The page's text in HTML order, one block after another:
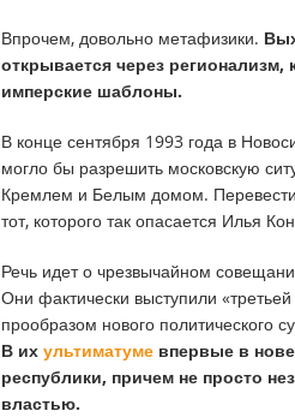
Впрочем, довольно метафизики.
открывается через
имперские шаблоны.
В конце сентября 1993 года в
могло бы разрешить московскую
Кремлем и Белым домом.
тот, которого так опасается Илья
Речь идет о чрезвычайном
Они фактически выступили
прообразом нового политического
В их ультиматуме впервые в
республики, причем не просто
властью.